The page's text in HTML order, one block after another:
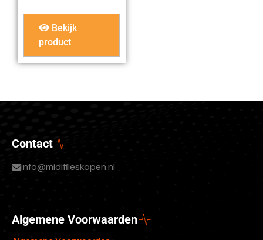
Bekijk
product
Contact
info@midifileskopen.nl
Algemene Voorwaarden